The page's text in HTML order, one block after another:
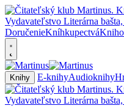
DoručenieKníhkupectvá
Knihy E-knihyAudioknihy